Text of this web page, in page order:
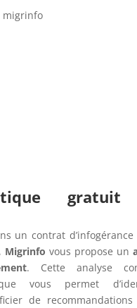
un contrat
Migrinfo vous propose un
. Cette analyse
vous permet
de